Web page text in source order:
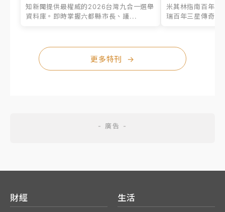
知新聞提供最權威的2026台灣九合一選舉
資料庫。即時掌握六都縣市長、議...
米其林指南百年之
瑞百年三星傳奇、
更多特刊 →
財經 生活